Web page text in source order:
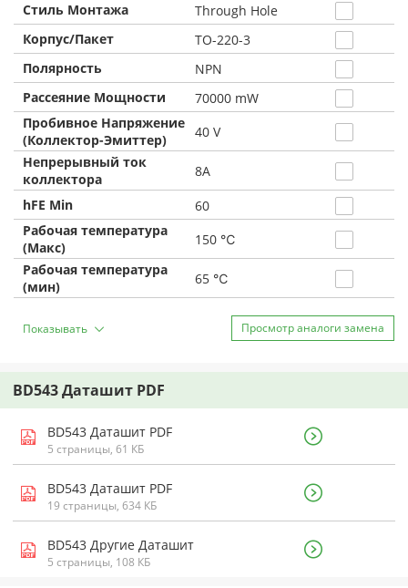
Стиль Монтажа
Through Hole
Корпус/Пакет
TO-220-3
Полярность
NPN
Рассеяние Мощности
70000 mW
Пробивное Напряжение
(Коллектор-Эмиттер)
40 V
Непрерывный ток
коллектора
8A
hFE Min
60
Рабочая температура
(Макс)
150 ℃
Рабочая температура
(мин)
65 ℃
Показывать Просмотр аналоги замена
BD543 Даташит PDF
BD543 Даташит PDF
5 страницы, 61 КБ
BD543 Даташит PDF
19 страницы, 634 КБ
BD543 Другие Даташит
5 страницы, 108 КБ